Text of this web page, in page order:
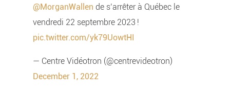
@MorganWallen de s’arrêter à Québec le
vendredi 22 septembre 2023 !
pic.twitter.com/yk79UowtHI
— Centre Vidéotron (@centrevideotron)
December 1, 2022